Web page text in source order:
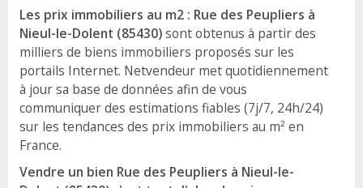
Les prix immobiliers au m2 : Rue des Peupliers à
Nieul-le-Dolent (85430)sont obtenus à partir des
milliers de biens immobiliers proposés sur les
portails Internet. Netvendeur met quotidiennement
à jour sa base de données afin de vous
communiquer des estimations fiables (7j/7, 24h/24)
sur les tendances des prix immobiliers au m² en
France.
Vendre un bien Rue des Peupliers à Nieul-le-